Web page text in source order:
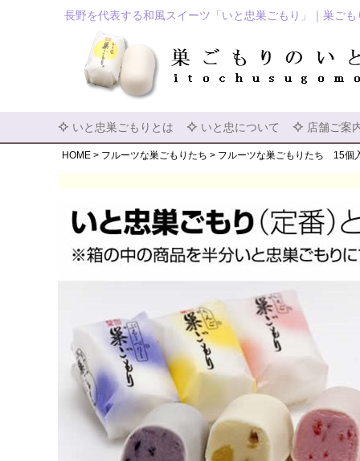
長野を代表する和風スイーツ「いと忠巣ごもり」｜巣ご
いと忠巣ごもりとは いと忠について 店舗ご案
HOME フルーツな巣ごもりたち フルーツな巣ごもりたち 15個